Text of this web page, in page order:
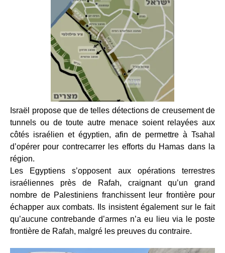
Israël propose que de telles détections de creusement de
tunnels ou de toute autre menace soient relayées aux
côtés israélien et égyptien, afin de permettre à Tsahal
d’opérer pour contrecarrer les efforts du Hamas dans la
région.
Les Egyptiens s’opposent aux opérations terrestres
israéliennes près de Rafah, craignant qu’un grand
nombre de Palestiniens franchissent leur frontière pour
échapper aux combats. Ils insistent également sur le fait
qu’aucune contrebande d’armes n’a eu lieu via le poste
frontière de Rafah, malgré les preuves du contraire.